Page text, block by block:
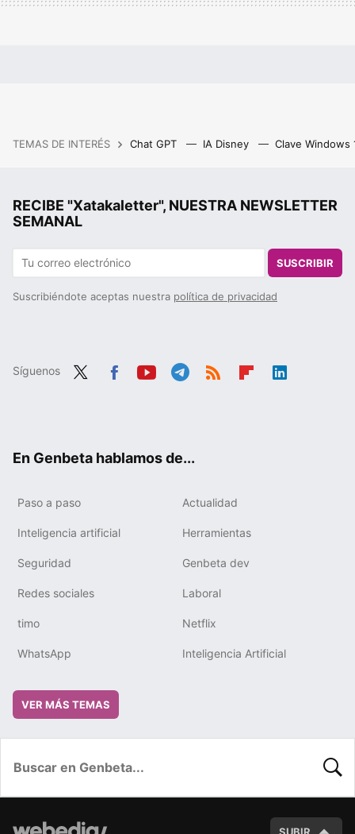
TEMAS DE INTERÉS Chat GPT IA Disney Clave Windows
RECIBE "Xatakaletter", NUESTRA NEWSLETTER
SEMANAL
SUSCRIBIR
Suscribiéndote aceptas nuestra política de privacidad
Síguenos
En Genbeta hablamos de...
Paso a paso Actualidad
Inteligencia artificial Herramientas
Seguridad Genbeta dev
Redes sociales Laboral
timo Netflix
WhatsApp Inteligencia Artificial
VER MÁS TEMAS